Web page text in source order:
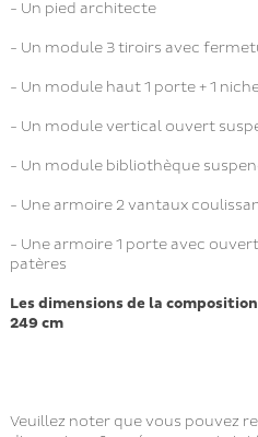
- Un pied architecte
- Un module 3 tiroirs avec
- Un module haut 1 porte + 1
- Un module vertical ouvert
- Un module bibliothèque
- Une armoire 2 vantaux
- Une armoire 1 porte avec
patères
Les dimensions de la
249 cm
Veuillez noter que vous pouvez